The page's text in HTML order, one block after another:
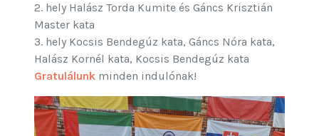
2. hely Halász Torda Kumite és Gáncs Krisztián
Master kata
3. hely Kocsis Bendegúz kata, Gáncs Nóra kata,
Halász Kornél kata, Kocsis Bendegúz kata
Gratulálunk minden indulónak!